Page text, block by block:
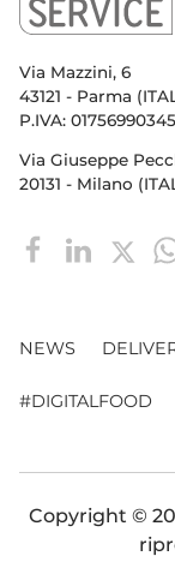
Via Mazzini, 6
43121 - Parma
P.IVA: 01756990345
Via Giuseppe
20131 - Milano
NEWS
#DIGITALFOOD
Copyright ©